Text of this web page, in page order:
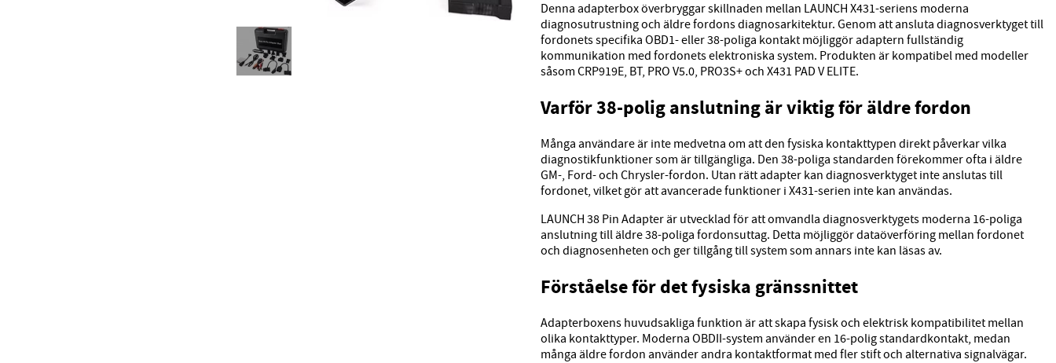
Denna adapterbox överbryggar skillnaden mellan LAUNCH X431-seriens moderna
diagnosutrustning och äldre fordons diagnosarkitektur. Genom att ansluta diagnosverktyget till
fordonets specifika OBD1- eller 38-poliga kontakt möjliggör adaptern fullständig
kommunikation med fordonets elektroniska system. Produkten är kompatibel med modeller
såsom CRP919E, BT, PRO V5.0, PRO3S+ och X431 PAD V ELITE.
Varför 38-polig anslutning är viktig för äldre fordon
Många användare är inte medvetna om att den fysiska kontakttypen direkt påverkar vilka
diagnostikfunktioner som är tillgängliga. Den 38-poliga standarden förekommer ofta i äldre
GM-, Ford- och Chrysler-fordon. Utan rätt adapter kan diagnosverktyget inte anslutas till
fordonet, vilket gör att avancerade funktioner i X431-serien inte kan användas.
LAUNCH 38 Pin Adapter är utvecklad för att omvandla diagnosverktygets moderna 16-poliga
anslutning till äldre 38-poliga fordonsuttag. Detta möjliggör dataöverföring mellan fordonet
och diagnosenheten och ger tillgång till system som annars inte kan läsas av.
Förståelse för det fysiska gränssnittet
Adapterboxens huvudsakliga funktion är att skapa fysisk och elektrisk kompatibilitet mellan
olika kontakttyper. Moderna OBDII-system använder en 16-polig standardkontakt, medan
många äldre fordon använder andra kontaktformat med fler stift och alternativa signalvägar.